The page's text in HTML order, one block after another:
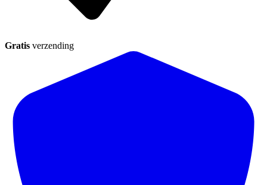
Gratis verzending